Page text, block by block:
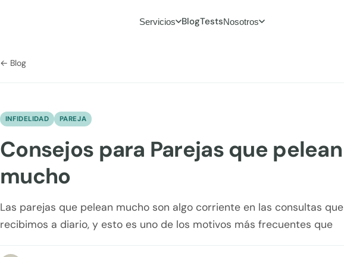
Servicios BlogTestsNosotros
← Blog
INFIDELIDAD PAREJA
Consejos para Parejas que pelean
mucho
Las parejas que pelean mucho son algo corriente en las consultas que
recibimos a diario, y esto es uno de los motivos más frecuentes que